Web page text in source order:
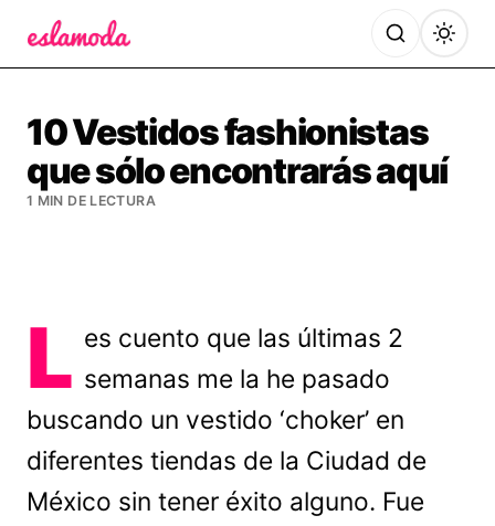
10 Vestidos fashionistas
que sólo encontrarás aquí
1 MIN DE LECTURA
L es cuento que las últimas 2
semanas me la he pasado
buscando un vestido ‘choker’ en
diferentes tiendas de la Ciudad de
México sin tener éxito alguno. Fue